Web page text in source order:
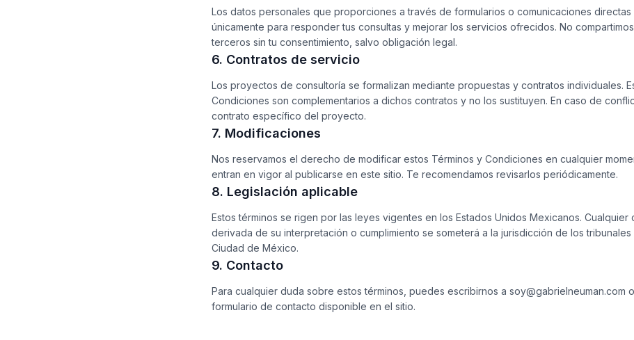
Los datos personales que proporciones a través de formularios o comunicaciones directas
únicamente para responder tus consultas y mejorar los servicios ofrecidos. No
terceros sin tu consentimiento, salvo obligación legal.
6. Contratos de servicio
Los proyectos de consultoría se formalizan mediante propuestas y contratos individuales.
Condiciones son complementarios a dichos contratos y no los sustituyen. En caso de
contrato específico del proyecto.
7. Modificaciones
Nos reservamos el derecho de modificar estos Términos y Condiciones en cualquier
entran en vigor al publicarse en este sitio. Te recomendamos revisarlos periódicamente.
8. Legislación aplicable
Estos términos se rigen por las leyes vigentes en los Estados Unidos Mexicanos. Cualquier
derivada de su interpretación o cumplimiento se someterá a la jurisdicción de los
Ciudad de México.
9. Contacto
Para cualquier duda sobre estos términos, puedes escribirnos a soy@gabrielneuman.com
formulario de contacto disponible en el sitio.